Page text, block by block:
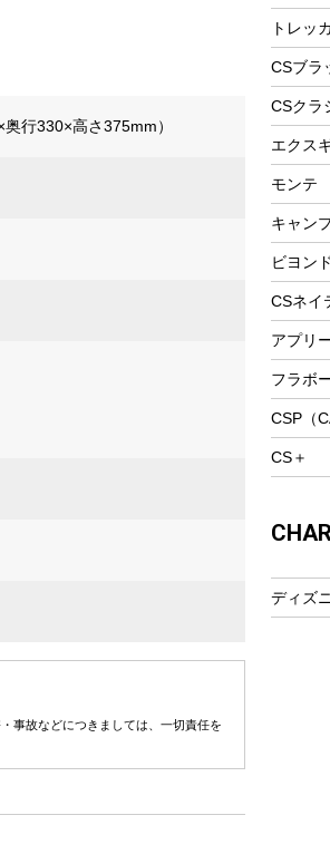
行330×高さ375mm）
事故などにつきましては、一切責任を
フード
コーヒ
トレー
ランチ
ランチ
ピクニ
ツール
アクセ
自転車
フロー
ヘルメ
エアー
ウィン
防寒ウ
ツール
トレッ
トレ
トレッ
プレイ
ウェル
フィッ
アクセ
トレッ
CSブラ
CSクラ
エクス
モンテ
キャン
ビヨン
CSネイ
アプリ
フラボ
CSP（
CS＋
ディズ